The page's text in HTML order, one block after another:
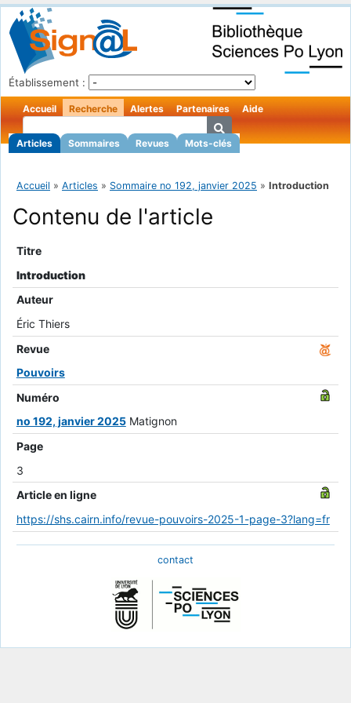
Établissement :
Accueil Recherche
Articles Sommaires Revues Mots-clés
Alertes Partenaires Aide
Accueil » Articles » Sommaire no 192, janvier 2025 » Introduction
Contenu de l'article
Titre
Introduction
Auteur
Éric Thiers
Revue
Pouvoirs
Numéro
no 192, janvier 2025 Matignon
Page
3
Article en ligne
https://shs.cairn.info/revue-pouvoirs-2025-1-page-3?lang=fr
contact